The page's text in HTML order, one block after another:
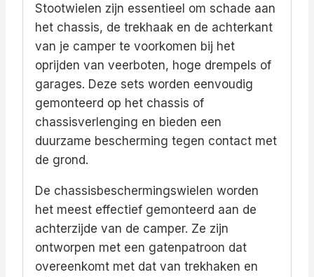
Stootwielen zijn essentieel om schade aan
het chassis, de trekhaak en de achterkant
van je camper te voorkomen bij het
oprijden van veerboten, hoge drempels of
garages. Deze sets worden eenvoudig
gemonteerd op het chassis of
chassisverlenging en bieden een
duurzame bescherming tegen contact met
de grond.
De chassisbeschermingswielen worden
het meest effectief gemonteerd aan de
achterzijde van de camper. Ze zijn
ontworpen met een gatenpatroon dat
overeenkomt met dat van trekhaken en